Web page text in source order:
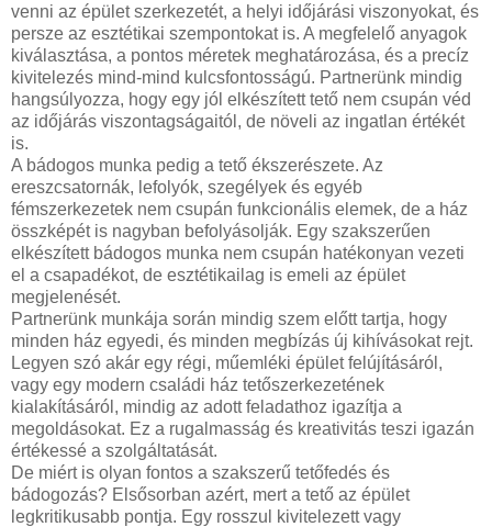
venni az épület szerkezetét, a helyi időjárási viszonyokat, és
persze az esztétikai szempontokat is. A megfelelő anyagok
kiválasztása, a pontos méretek meghatározása, és a precíz
kivitelezés mind-mind kulcsfontosságú. Partnerünk mindig
hangsúlyozza, hogy egy jól elkészített tető nem csupán véd
az időjárás viszontagságaitól, de növeli az ingatlan értékét
is.
A bádogos munka pedig a tető ékszerészete. Az
ereszcsatornák, lefolyók, szegélyek és egyéb
fémszerkezetek nem csupán funkcionális elemek, de a ház
összképét is nagyban befolyásolják. Egy szakszerűen
elkészített bádogos munka nem csupán hatékonyan vezeti
el a csapadékot, de esztétikailag is emeli az épület
megjelenését.
Partnerünk munkája során mindig szem előtt tartja, hogy
minden ház egyedi, és minden megbízás új kihívásokat rejt.
Legyen szó akár egy régi, műemléki épület felújításáról,
vagy egy modern családi ház tetőszerkezetének
kialakításáról, mindig az adott feladathoz igazítja a
megoldásokat. Ez a rugalmasság és kreativitás teszi igazán
értékessé a szolgáltatását.
De miért is olyan fontos a szakszerű tetőfedés és
bádogozás? Elsősorban azért, mert a tető az épület
legkritikusabb pontja. Egy rosszul kivitelezett vagy